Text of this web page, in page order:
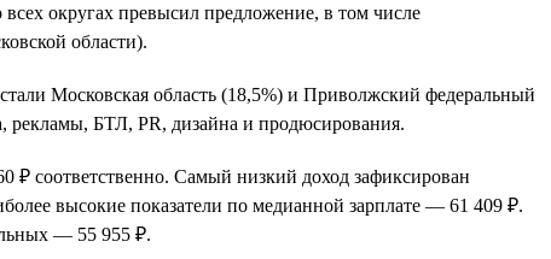
округах превысил предложение, в том числе
области).
Московская область (18,5%) и Приволжский федеральный
рекламы, БТЛ, PR, дизайна и продюсирования.
соответственно. Самый низкий доход зафиксирован
высокие показатели по медианной зарплате — 61 409 ₽.
— 55 955 ₽.